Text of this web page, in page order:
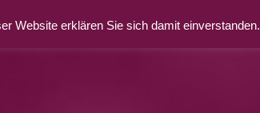
Website erklären Sie sich damit einverstanden.